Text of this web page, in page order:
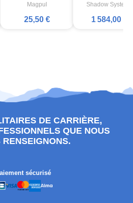
Magpul
25,50 €
Shadow Systems
1 584,00 €
DE CARRIÈRE,
QUE NOUS
RENSEIGNONS.
sécurisé